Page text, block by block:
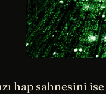
hap sahnesini ise